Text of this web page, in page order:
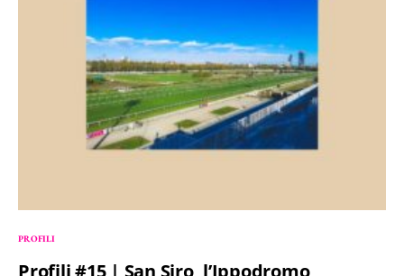
PROFILI
Profili #15 | San Siro, l’Ippodromo